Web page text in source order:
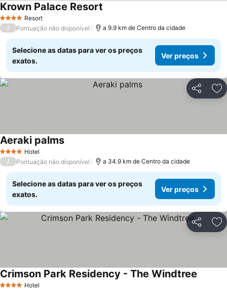
4 EstrelasResort
Krown Palace Resort
/ Pontuação não disponível a 9.9 km de Centro da cidade
Selecione as datas para ver os preços
exatos.
Ver preços
Partilhar
4 EstrelasHotel
Aeraki palmsVer preços
/ Pontuação não disponível a 34.9 km de Centro da cidade
Selecione as datas para ver os preços
exatos.
Ver preços
Partilhar
Hotel
Crimson Park Residency - The Windtree